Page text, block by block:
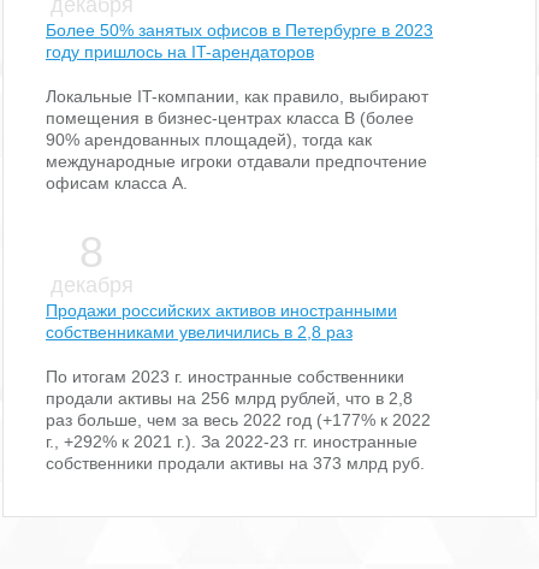
Более 50% занятых офисов в Петербурге в 2023
году пришлось на IT-арендаторов
Локальные IT-компании, как правило, выбирают
помещения в бизнес-центрах класса В (более
90% арендованных площадей), тогда как
международные игроки отдавали предпочтение
офисам класса А.
8
декабря
Продажи российских активов иностранными
собственниками увеличились в 2,8 раз
По итогам 2023 г. иностранные собственники
продали активы на 256 млрд рублей, что в 2,8
раз больше, чем за весь 2022 год (+177% к 2022
г., +292% к 2021 г.). За 2022-23 гг. иностранные
собственники продали активы на 373 млрд руб.